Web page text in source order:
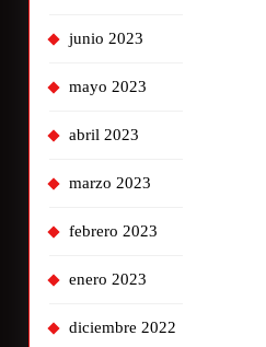
junio 2023
mayo 2023
abril 2023
marzo 2023
febrero 2023
enero 2023
diciembre 2022